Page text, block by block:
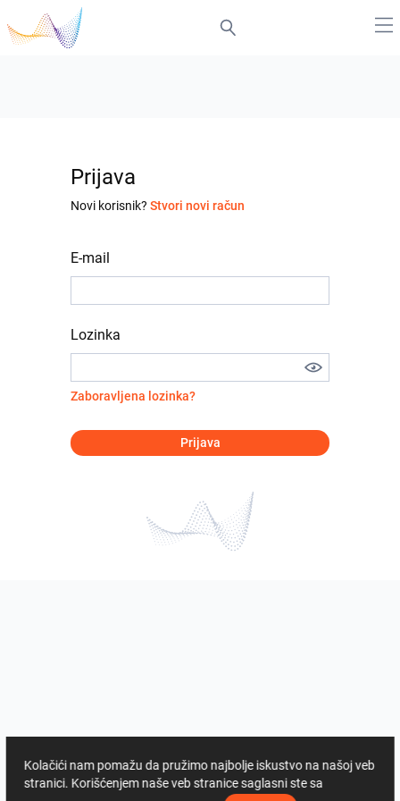
Prijava
Novi korisnik? Stvori novi račun
E-mail
Lozinka
Zaboravljena lozinka?
Prijava
Kolačići nam pomažu da pružimo najbolje iskustvo na našoj veb
stranici. Korišćenjem naše veb stranice saglasni ste sa